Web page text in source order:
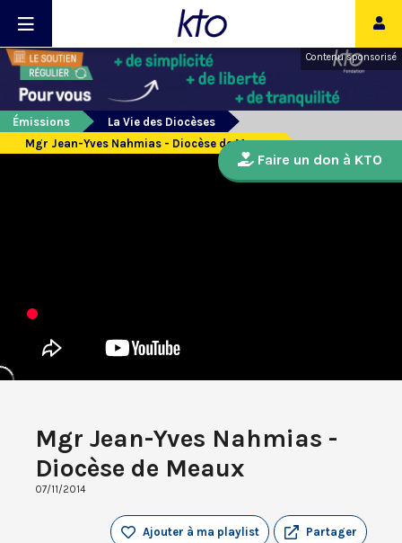
Contenu sponsorisé
Émissions
La Vie des Diocèses
Mgr Jean-Yves Nahmias - Diocèse de Meaux
Mgr Jean-Yves Nahmias -
Diocèse de Meaux
07/11/2014
Partager
Ajouter à ma playlist
Faire un don à KTO